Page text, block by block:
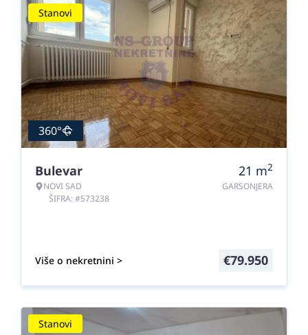
Stanovi
360°
Bulevar
NOVI SAD
ŠIFRA: #573238
21 m2
GARSONJERA
Više o nekretnini > €79.950
Stanovi